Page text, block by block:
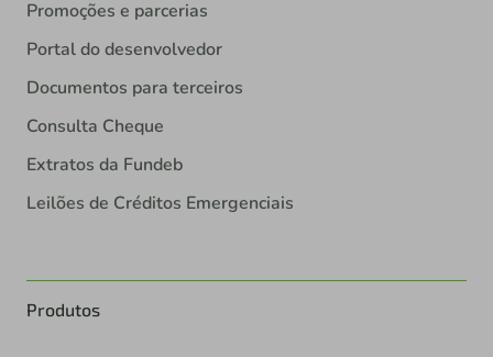
Promoções e parcerias
Portal do desenvolvedor
Documentos para terceiros
Consulta Cheque
Extratos da Fundeb
Leilões de Créditos Emergenciais
Produtos